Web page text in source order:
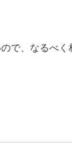
で、なるべ